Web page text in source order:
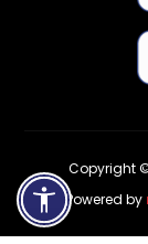
Copyright
Powered by